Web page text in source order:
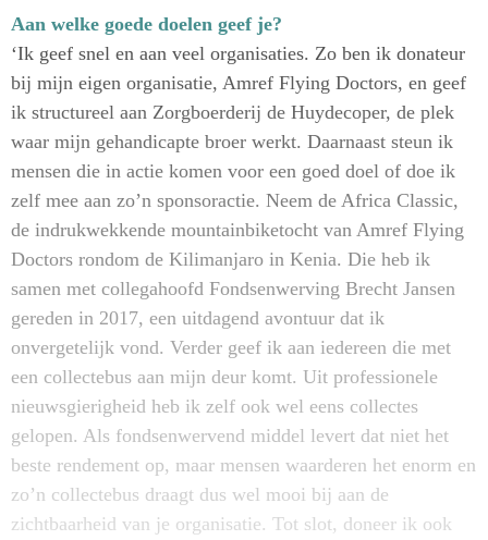
Aan welke goede doelen geef je?
‘Ik geef snel en aan veel organisaties. Zo ben ik donateur
bij mijn eigen organisatie, Amref Flying Doctors, en geef
ik structureel aan Zorgboerderij de Huydecoper, de plek
waar mijn gehandicapte broer werkt. Daarnaast steun ik
mensen die in actie komen voor een goed doel of doe ik
zelf mee aan zo’n sponsoractie. Neem de Africa Classic,
de indrukwekkende mountainbiketocht van Amref Flying
Doctors rondom de Kilimanjaro in Kenia. Die heb ik
samen met collegahoofd Fondsenwerving Brecht Jansen
gereden in 2017, een uitdagend avontuur dat ik
onvergetelijk vond. Verder geef ik aan iedereen die met
een collectebus aan mijn deur komt. Uit professionele
nieuwsgierigheid heb ik zelf ook wel eens collectes
gelopen. Als fondsenwervend middel levert dat niet het
beste rendement op, maar mensen waarderen het enorm en
zo’n collectebus draagt dus wel mooi bij aan de
zichtbaarheid van je organisatie. Tot slot, doneer ik ook